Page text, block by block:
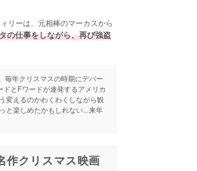
リーは、元相棒のマーカスから
の仕事をしながら、再び強盗
毎年クリスマスの時期にデパー
とFワードが連発するアメリカ
変えるのかわくわくしながら観
と楽しめたかもしれない...来年
作クリスマス映画